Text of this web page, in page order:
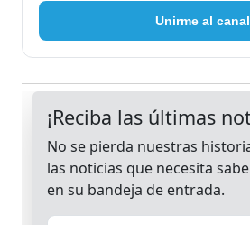
Unirme al canal